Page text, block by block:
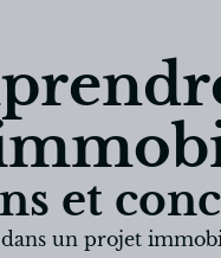
et
un projet